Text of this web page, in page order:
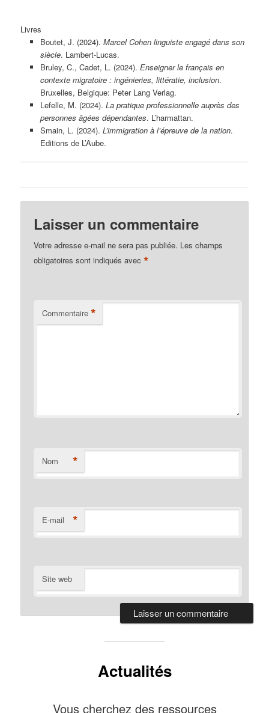
Livres
Boutet, J. (2024). Marcel Cohen linguiste engagé dans son
siècle. Lambert-Lucas.
Bruley, C., Cadet, L. (2024). Enseigner le français en
contexte migratoire : ingénieries, littératie, inclusion.
Bruxelles, Belgique: Peter Lang Verlag.
Lefelle, M. (2024). La pratique professionnelle auprès des
personnes âgées dépendantes. L’harmattan.
Smain, L. (2024). L’immigration à l’épreuve de la nation.
Editions de L’Aube.
Laisser un commentaire
Votre adresse e-mail ne sera pas publiée. Les champs
obligatoires sont indiqués avec*
Commentaire *
Nom *
E-mail *
Site web
Actualités
Vous cherchez des ressources